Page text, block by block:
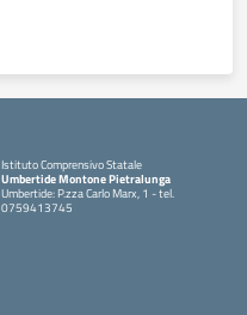
Istituto Comprensivo Statale
Umbertide Montone Pietralunga
Umbertide: P.zza Carlo Marx, 1 - tel.
0759413745